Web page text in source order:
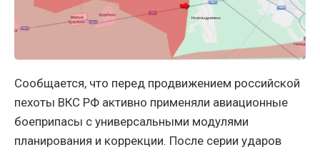
Сообщается, что перед продвижением российской
пехоты ВКС РФ активно применяли авиационные
боеприпасы с универсальными модулями
планирования и коррекции. После серии ударов